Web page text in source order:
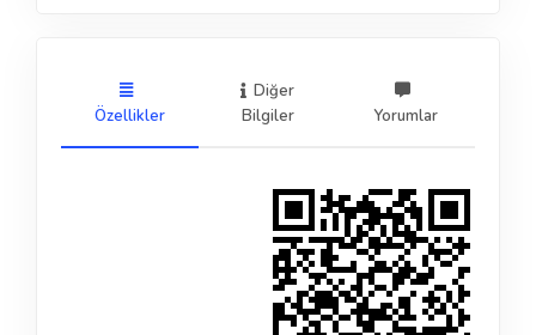
Özellikler
Diğer
Bilgiler
Yorumlar